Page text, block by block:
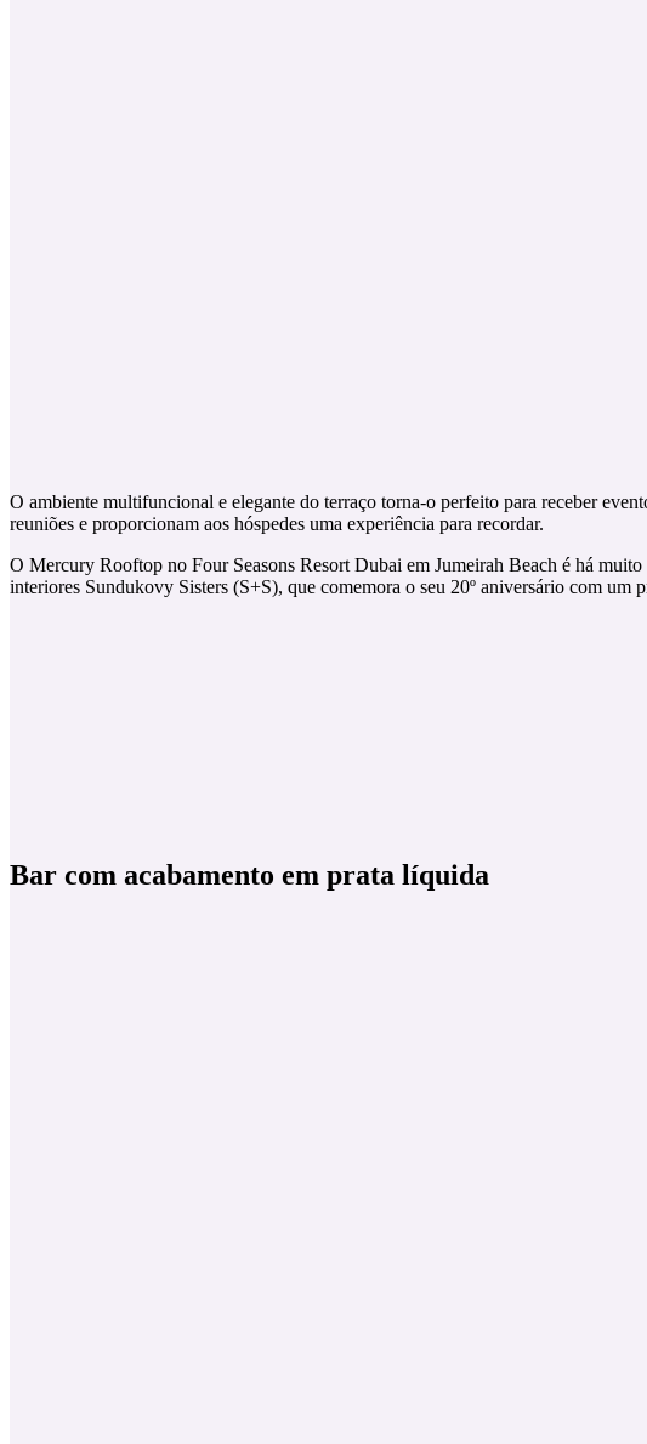
O ambiente multifuncional e elegante do terraço torna-o perfeito para receber
reuniões e proporcionam aos hóspedes uma experiência para recordar.
O Mercury Rooftop no Four Seasons Resort Dubai em Jumeirah Beach é há
interiores Sundukovy Sisters (S+S), que comemora o seu 20º aniversário com um
Bar com acabamento em prata líquida